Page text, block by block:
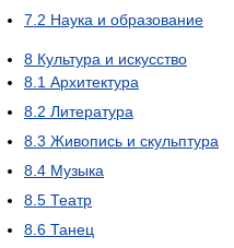
7.2 Наука и образование
8 Культура и искусство
8.1 Архитектура
8.2 Литература
8.3 Живопись и скульптура
8.4 Музыка
8.5 Театр
8.6 Танец